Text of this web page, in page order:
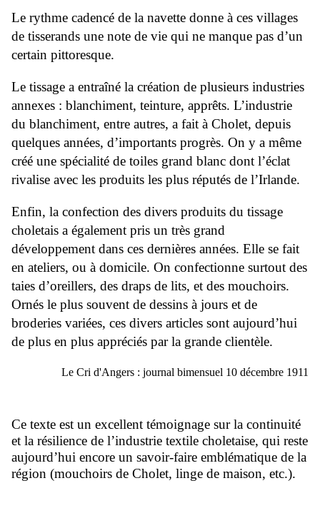
Le rythme cadencé de la navette donne à ces villages
de tisserands une note de vie qui ne manque pas d’un
certain pittoresque.
Le tissage a entraîné la création de plusieurs industries
annexes : blanchiment, teinture, apprêts. L’industrie
du blanchiment, entre autres, a fait à Cholet, depuis
quelques années, d’importants progrès. On y a même
créé une spécialité de toiles grand blanc dont l’éclat
rivalise avec les produits les plus réputés de l’Irlande.
Enfin, la confection des divers produits du tissage
choletais a également pris un très grand
développement dans ces dernières années. Elle se fait
en ateliers, ou à domicile. On confectionne surtout des
taies d’oreillers, des draps de lits, et des mouchoirs.
Ornés le plus souvent de dessins à jours et de
broderies variées, ces divers articles sont aujourd’hui
de plus en plus appréciés par la grande clientèle.
Le Cri d'Angers : journal bimensuel 10 décembre 1911
Ce texte est un excellent témoignage sur la continuité
et la résilience de l’industrie textile choletaise, qui reste
aujourd’hui encore un savoir-faire emblématique de la
région (mouchoirs de Cholet, linge de maison, etc.).